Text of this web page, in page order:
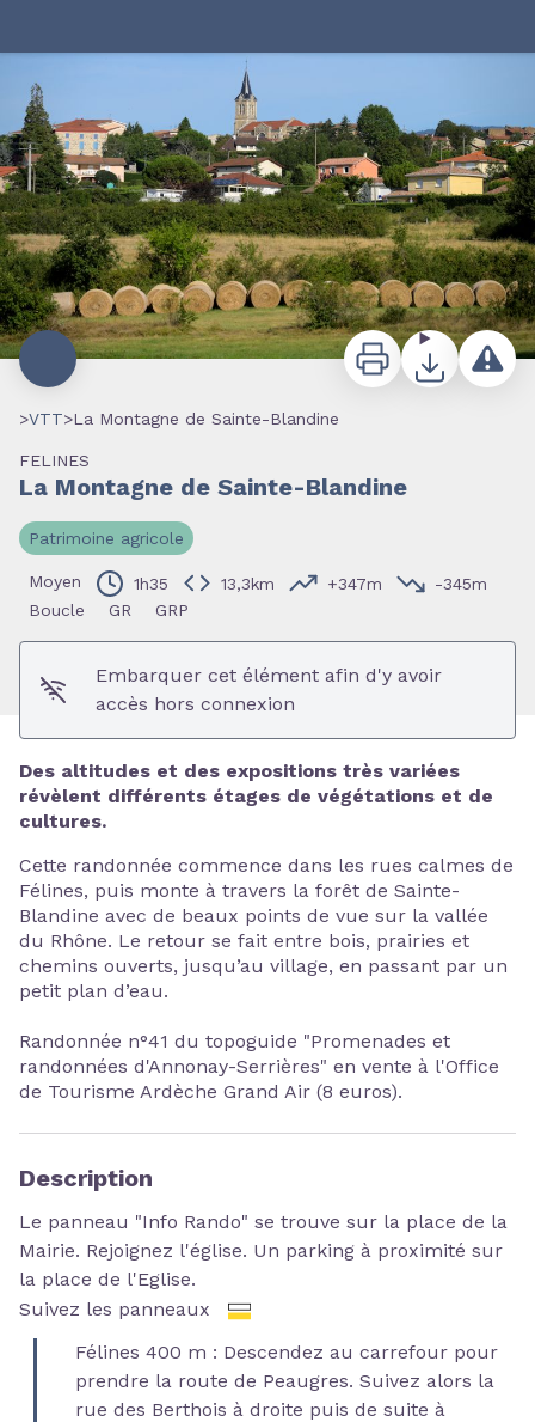
ImprimerTélécharger
>VTT>La Montagne de Sainte-Blandine
FELINES
La Montagne de Sainte-Blandine
Patrimoine agricole
Moyen 1h35 13,3km +347m
-345m
Boucle
GR GRP
Embarquer cet élément afin d'y avoir
accès hors connexion
Des altitudes et des expositions très variées
révèlent différents étages de végétations et de
cultures.
Cette randonnée commence dans les rues calmes de
Félines, puis monte à travers la forêt de Sainte-
Blandine avec de beaux points de vue sur la vallée
du Rhône. Le retour se fait entre bois, prairies et
chemins ouverts, jusqu’au village, en passant par un
petit plan d’eau.
Randonnée n°41 du topoguide "Promenades et
randonnées d'Annonay-Serrières" en vente à l'Office
de Tourisme Ardèche Grand Air (8 euros).
Description
Le panneau "Info Rando" se trouve sur la place de la
Mairie. Rejoignez l'église. Un parking à proximité sur
la place de l'Eglise.
Suivez les panneaux
Félines 400 m : Descendez au carrefour pour
prendre la route de Peaugres. Suivez alors la
rue des Berthois à droite puis de suite à